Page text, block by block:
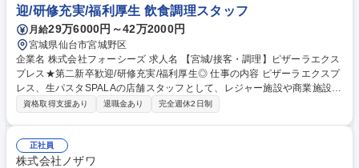
迎/研修充実/福利厚生 飲食調理スタッフ
月給29万6000円～42万2000円
宮城県仙台市宮城野区
企業名 株式会社フォーシーズ 求人名 【宮城/接客・調理】ピザーラエクス
プレス★第二新卒歓迎/研修充実/福利厚生◎ 仕事の内容 ピザーラエクスプ
レス、生パスタSPALAの店舗スタッフとして、レジャー施設や商業施設内
のフードコートで、手作りピザを中心とした飲食店舗の運営業務をお任せ
イトの管理など、店長の補佐業務をお任せします。 ピザーラエクスプレス
の姉妹店生パスタ専門店「スパラ」の店長に密着！動画【https://youtu.be/
資格取得支援あり 退職金あり 完全週休2日制
正社員
株式会社ノザワ